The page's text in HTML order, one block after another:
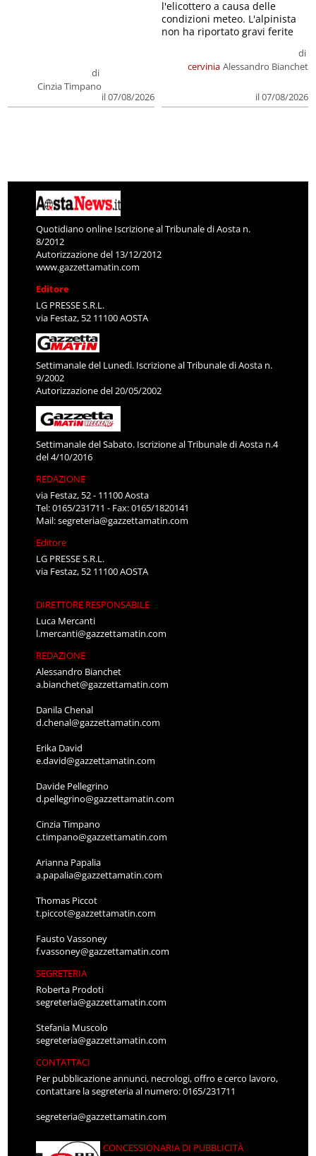
di
Cinzia Timpano
il 07/08/2026
cervinia
di
Alessandro Bianchet
il 07/08/2026
l'elicottero a causa delle
condizioni meteo. L'alpinista
non ha riportato gravi ferite
Quotidiano online Iscrizione al Tribunale di Aosta n.
8/2012
Autorizzazione del 13/12/2012
www.gazzettamatin.com
Editore
LG PRESSE S.R.L.
via Festaz, 52 11100 AOSTA
Settimanale del Lunedì. Iscrizione al Tribunale di Aosta n.
9/2002
Autorizzazione del 20/05/2002
Settimanale del Sabato. Iscrizione al Tribunale di Aosta n.4
del 4/10/2016
REDAZIONE
via Festaz, 52 - 11100 Aosta
Tel: 0165/231711 - Fax: 0165/1820141
Mail:segreteria@gazzettamatin.com
Editore
LG PRESSE S.R.L.
via Festaz, 52 11100 AOSTA
DIRETTORE RESPONSABILE
Luca Mercanti
l.mercanti@gazzettamatin.com
REDAZIONE
Alessandro Bianchet
a.bianchet@gazzettamatin.com
Danila Chenal
d.chenal@gazzettamatin.com
Erika David
e.david@gazzettamatin.com
Davide Pellegrino
d.pellegrino@gazzettamatin.com
Cinzia Timpano
c.timpano@gazzettamatin.com
Arianna Papalia
a.papalia@gazzettamatin.com
Thomas Piccot
t.piccot@gazzettamatin.com
Fausto Vassoney
f.vassoney@gazzettamatin.com
SEGRETERIA
Roberta Prodoti
segreteria@gazzettamatin.com
Stefania Muscolo
segreteria@gazzettamatin.com
CONTATTACI
Per pubblicazione annunci, necrologi, offro e cerco lavoro,
contattare la segreteria al numero: 0165/231711
segreteria@gazzettamatin.com
CONCESSIONARIA DI PUBBLICITÀ